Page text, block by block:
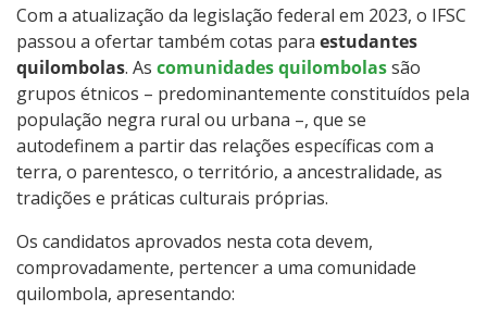
Com a atualização da legislação federal em 2023, o IFSC
passou a ofertar também cotas para estudantes
quilombolas. As comunidades quilombolassão
grupos étnicos – predominantemente constituídos pela
população negra rural ou urbana –, que se
autodefinem a partir das relações específicas com a
terra, o parentesco, o território, a ancestralidade, as
tradições e práticas culturais próprias.
Os candidatos aprovados nesta cota devem,
comprovadamente, pertencer a uma comunidade
quilombola, apresentando: